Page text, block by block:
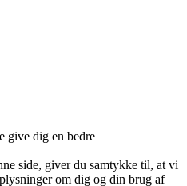
give dig en bedre
side, giver du samtykke til, at vi
om dig og din brug af